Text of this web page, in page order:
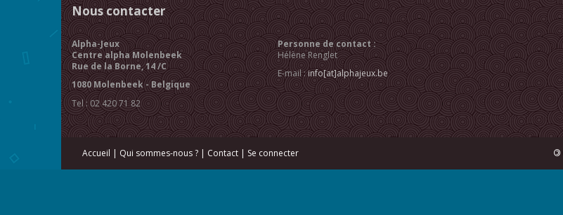
Nous contacter
Alpha-Jeux
Centre alpha Molenbeek
Rue de la Borne, 14 /C
1080 Molenbeek - Belgique
Tel : 02 420 71 82
Personne de contact :
Hélène Renglet
E-mail :info[at]alphajeux.be
Accueil | Qui sommes-nous ? | Contact | Se connecter ©